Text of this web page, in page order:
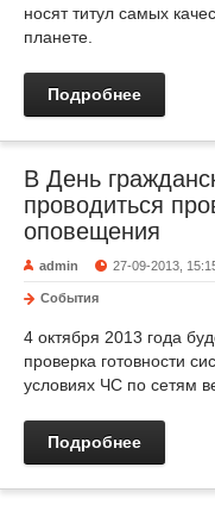
носят титул самых
планете.
Подробнее
В День
проводиться
оповещения
admin 27-09-2013,
События
4 октября 2013 года
проверка готовности
условиях ЧС по сетям
Подробнее